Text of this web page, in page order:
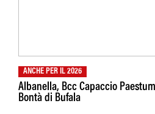
ANCHE PER IL 2026
Albanella, Bcc Capaccio
Bontà di Bufala